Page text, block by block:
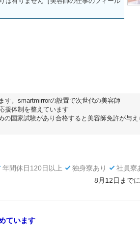
す。smartmirrorの設置で次世代の美容師
援体制を整えています
国家試験があり合格すると美容師免許が与え
年間休日120日以上 独身寮あり 社員寮
8月12日まで
ています